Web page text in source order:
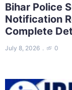
Bihar Police
Notification
Complete
July 8, 2026 0